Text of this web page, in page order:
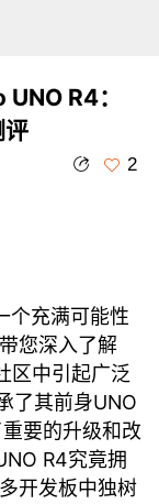
R4：
评
2
个充满可能性
您深入了解
区中引起广泛
了其前身UNO
要的升级和改
R4究竟拥
开发板中独树